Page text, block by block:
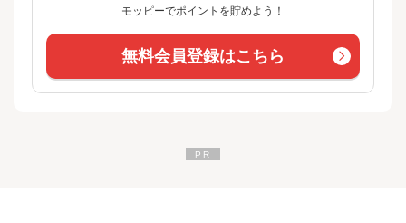
モッピーでポイントを貯めよう！
無料会員登録はこちら